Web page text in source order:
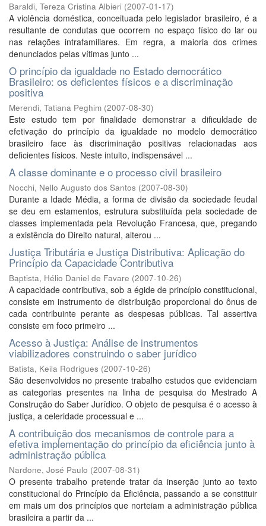
Baraldi, Tereza Cristina Albieri (2007-01-17)
A violência doméstica, conceituada pelo legislador brasileiro, é a
resultante de condutas que ocorrem no espaço físico do lar ou
nas relações intrafamiliares. Em regra, a maioria dos crimes
denunciados pelas vítimas junto ...
O princípio da igualdade no Estado democrático
Brasileiro: os deficientes físicos e a discriminação
positiva
Merendi, Tatiana Peghim (2007-08-30)
Este estudo tem por finalidade demonstrar a dificuldade de
efetivação do princípio da igualdade no modelo democrático
brasileiro face às discriminação positivas relacionadas aos
deficientes físicos. Neste intuito, indispensável ...
A classe dominante e o processo civil brasileiro
Nocchi, Nello Augusto dos Santos (2007-08-30)
Durante a Idade Média, a forma de divisão da sociedade feudal
se deu em estamentos, estrutura substituída pela sociedade de
classes implementada pela Revolução Francesa, que, pregando
a existência do Direito natural, alterou ...
Justiça Tributária e Justiça Distributiva: Aplicação do
Princípio da Capacidade Contributiva
Baptista, Hélio Daniel de Favare (2007-10-26)
A capacidade contributiva, sob a égide de princípio constitucional,
consiste em instrumento de distribuição proporcional do ônus de
cada contribuinte perante as despesas públicas. Tal assertiva
consiste em foco primeiro ...
Acesso à Justiça: Análise de instrumentos
viabilizadores construindo o saber jurídico
Batista, Keila Rodrigues (2007-10-26)
São desenvolvidos no presente trabalho estudos que evidenciam
as categorias presentes na linha de pesquisa do Mestrado A
Construção do Saber Jurídico. O objeto de pesquisa é o acesso à
justiça, a celeridade processual e ...
A contribuição dos mecanismos de controle para a
efetiva implementação do princípio da eficiência junto à
administração pública
Nardone, José Paulo (2007-08-31)
O presente trabalho pretende tratar da inserção junto ao texto
constitucional do Princípio da Eficiência, passando a se constituir
em mais um dos princípios que norteiam a administração pública
brasileira a partir da ...